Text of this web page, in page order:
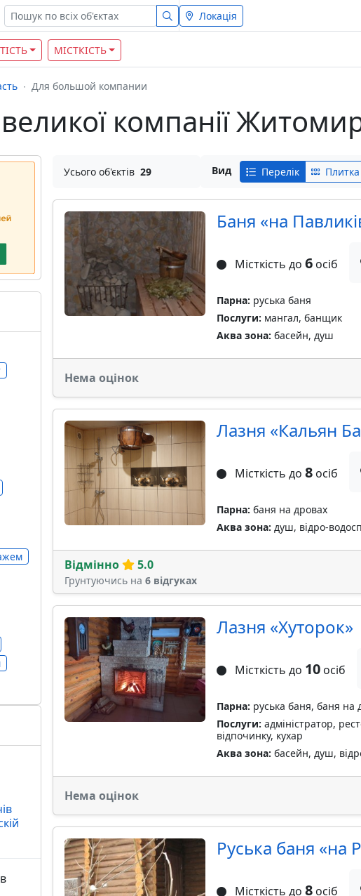
Локація
МІСТКІСТЬ
Для большой компании
компанії
Усього об'єктів 29 Вид Перелік Плитка
Баня «на
Місткість до 6осіб
Парна: руська баня
Послуги: мангал, банщик
Аква зона: басейн, душ
Нема оцінок
Лазня «Кальян
Місткість до 8осіб
Парна: баня на дровах
Аква зона: душ, відро-
Відмінно 5.0
Грунтуючись на 6 відгуках
Лазня «Хуторок»
Місткість до 10осіб
Парна: руська баня, баня на
Послуги: адміністратор,
відпочинку, кухар
Аква зона: басейн, душ,
Нема оцінок
Руська баня «на
Місткість до 8осіб